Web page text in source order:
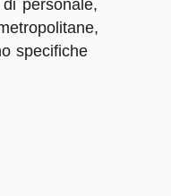
personale,
specifiche